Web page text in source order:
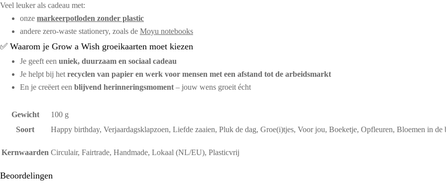
Veel leuker als cadeau met:
onze markeerpotloden zonder plastic
andere zero‑waste stationery, zoals de Moyu notebooks
✅ Waarom je Grow a Wish groeikaarten moet kiezen
Je geeft een uniek, duurzaam en sociaal cadeau
Je helpt bij het recyclen van papier en werk voor mensen met een afstand tot de arbeidsmarkt
En je creëert een blijvend herinneringsmoment – jouw wens groeit écht
Gewicht
100 g
Soort
Happy birthday, Verjaardagsklapzoen, Liefde zaaien, Pluk de dag, Groe(i)tjes, Voor jou, Boeketje, Opfleuren, Bloemen in de
Kernwaarden Circulair, Fairtrade, Handmade, Lokaal (NL/EU), Plasticvrij
Beoordelingen